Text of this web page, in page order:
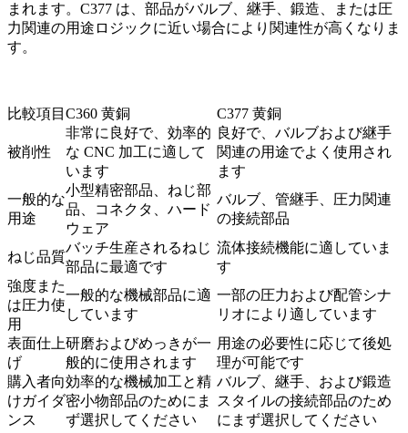
まれます。C377 は、部品がバルブ、継手、鍛造、または圧
力関連の用途ロジックに近い場合により関連性が高くなりま
す。
比較項目 C360 黄銅 C377 黄銅
被削性
非常に良好で、効率的
な CNC 加工に適して
います
良好で、バルブおよび継手
関連の用途でよく使用され
ます
一般的な
用途
小型精密部品、ねじ部
品、コネクタ、ハード
ウェア
バルブ、管継手、圧力関連
の接続部品
ねじ品質
バッチ生産されるねじ
部品に最適です
流体接続機能に適していま
す
強度また
は圧力使
用
一般的な機械部品に適
しています
一部の圧力および配管シナ
リオにより適しています
表面仕上
げ
研磨およびめっきが一
般的に使用されます
用途の必要性に応じて後処
理が可能です
購入者向
けガイダ
ンス
効率的な機械加工と精
密小物部品のためにま
ず選択してください
バルブ、継手、および鍛造
スタイルの接続部品のため
にまず選択してください